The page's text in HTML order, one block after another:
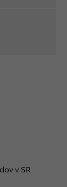
v SR